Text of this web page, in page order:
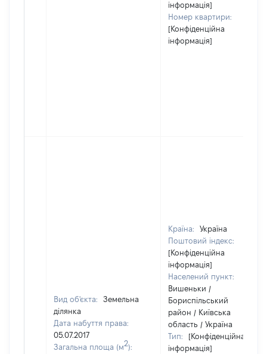
інформація]
Номер квартири:
[Конфіденційна
інформація]
Вид об'єкта:
Земельна
ділянка
Дата набуття права:
05.07.2017
Загальна площа (м2):
Країна:
Україна
Поштовий індекс:
[Конфіденційна
інформація]
Населений пункт:
Вишеньки /
Бориспільський
район / Київська
область / Україна
Тип:
[Конфіденційна
інформація]